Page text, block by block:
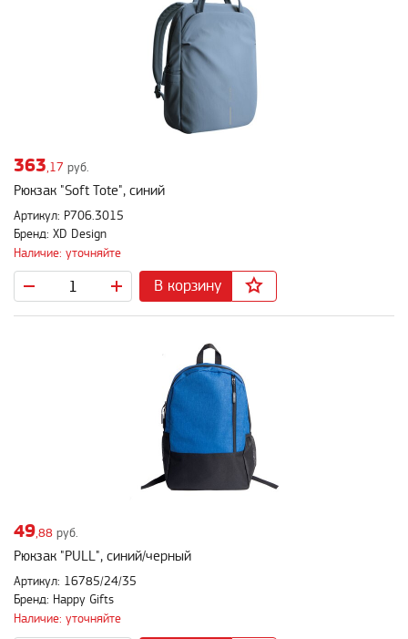
363 ,17 руб.
Рюкзак "Soft Tote", синий
Артикул: P706.3015
Бренд: XD Design
Наличие: уточняйте
В корзину
49,88 руб.
Рюкзак "PULL", синий/черный
Артикул: 16785/24/35
Бренд: Happy Gifts
Наличие: уточняйте